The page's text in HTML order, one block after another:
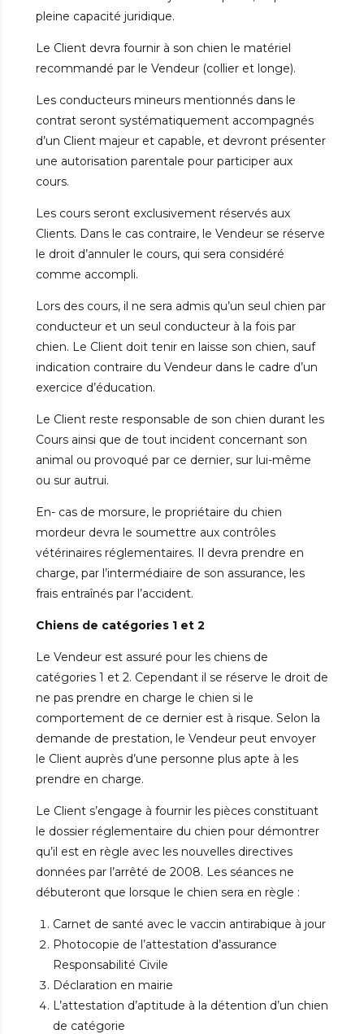
pleine capacité juridique.
Le Client devra fournir à son chien le matériel
recommandé par le Vendeur (collier et longe).
Les conducteurs mineurs mentionnés dans le
contrat seront systématiquement accompagnés
d’un Client majeur et capable, et devront présenter
une autorisation parentale pour participer aux
cours.
Les cours seront exclusivement réservés aux
Clients. Dans le cas contraire, le Vendeur se réserve
le droit d’annuler le cours, qui sera considéré
comme accompli.
Lors des cours, il ne sera admis qu’un seul chien par
conducteur et un seul conducteur à la fois par
chien. Le Client doit tenir en laisse son chien, sauf
indication contraire du Vendeur dans le cadre d’un
exercice d’éducation.
Le Client reste responsable de son chien durant les
Cours ainsi que de tout incident concernant son
animal ou provoqué par ce dernier, sur lui-même
ou sur autrui.
En- cas de morsure, le propriétaire du chien
mordeur devra le soumettre aux contrôles
vétérinaires réglementaires. Il devra prendre en
charge, par l’intermédiaire de son assurance, les
frais entraînés par l’accident.
Chiens de catégories 1 et 2
Le Vendeur est assuré pour les chiens de
catégories 1 et 2. Cependant il se réserve le droit de
ne pas prendre en charge le chien si le
comportement de ce dernier est à risque. Selon la
demande de prestation, le Vendeur peut envoyer
le Client auprès d’une personne plus apte à les
prendre en charge.
Le Client s’engage à fournir les pièces constituant
le dossier réglementaire du chien pour démontrer
qu’il est en règle avec les nouvelles directives
données par l’arrêté de 2008. Les séances ne
débuteront que lorsque le chien sera en règle :
Carnet de santé avec le vaccin antirabique à jour
Photocopie de l’attestation d’assurance
Responsabilité Civile
Déclaration en mairie
L’attestation d’aptitude à la détention d’un chien
de catégorie